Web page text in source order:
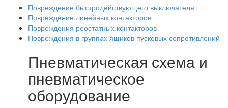
Повреждение быстродействующего выключателя
Повреждение линейных контакторов
Повреждения реостатных контакторов
Повреждения в группах ящиков пусковых сопротивлений
Пневматическая схема и
пневматическое
оборудование